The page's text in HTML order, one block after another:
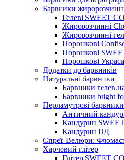
Барвники жиророзчинні
Гелеві SWEET
Жиророзчинні
Жиророзчинні
Порошкові
Порошкові
Порошкові Украса
Додатки до барвників
Натуральні барвники
Барвники
Барвники bright
Перламутрові барвники
Античний
Кандурин
Кандурин ЦД
Спреї: Велюри:
Харчовий глітер
Глітер SWEET